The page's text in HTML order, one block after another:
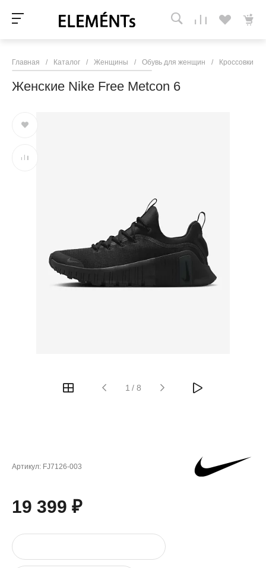
Главная / Каталог / Женщины / Обувь для женщин / Кроссовки и
Женские Nike Free Metcon 6
1 / 8
Артикул: FJ7126-003
19 399 ₽